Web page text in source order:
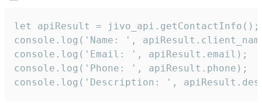
let apiResult = jivo_api.getContactInfo();
console.log('Name: ',
console.log('Email: ', apiResult.email);
console.log('Phone: ', apiResult.phone);
console.log('Description: ',